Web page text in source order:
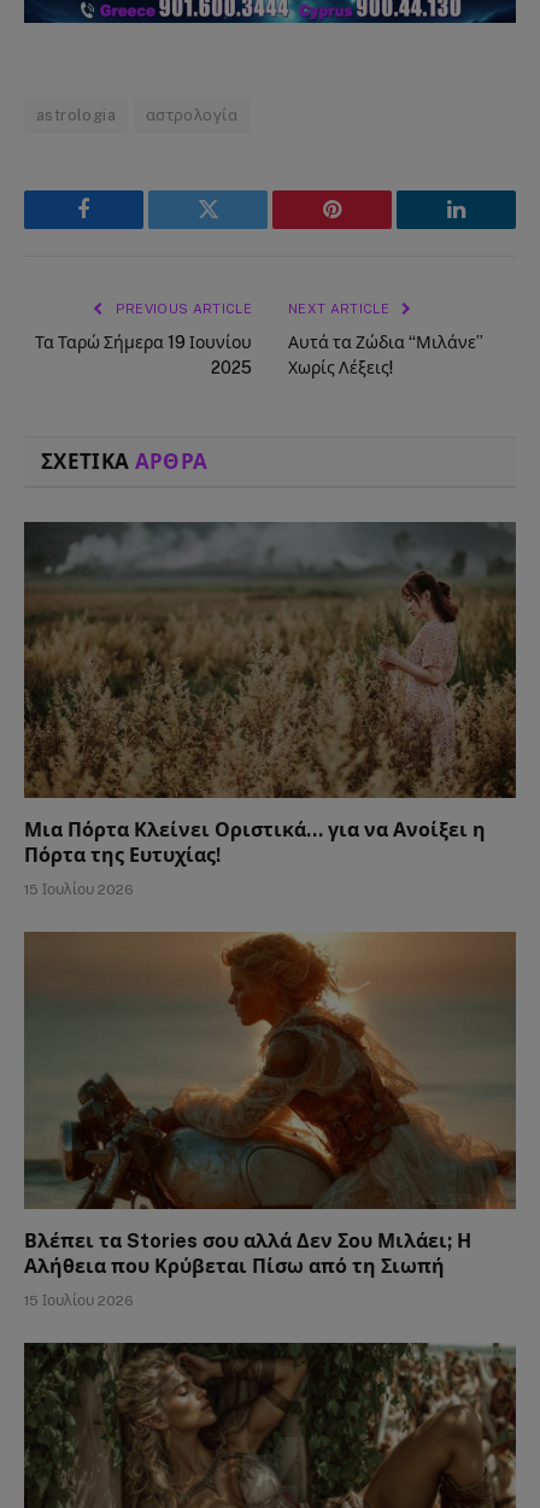
astrologia αστρολογία
Facebook Twitter Pinterest LinkedIn
PREVIOUS ARTICLE
Τα Ταρώ Σήμερα 19 Ιουνίου
2025
NEXT ARTICLE
Αυτά τα Ζώδια “Μιλάνε”
Χωρίς Λέξεις!
ΣΧΕΤΙΚΑ ΑΡΘΡΑ
Μια Πόρτα Κλείνει Οριστικά… για να Ανοίξει η
Πόρτα της Ευτυχίας!
15 Ιουλίου 2026
Βλέπει τα Stories σου αλλά Δεν Σου Μιλάει; Η
Αλήθεια που Κρύβεται Πίσω από τη Σιωπή
15 Ιουλίου 2026